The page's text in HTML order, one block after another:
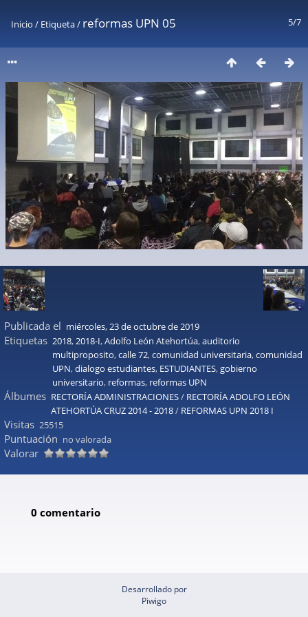
5/7
Inicio / Etiqueta/ reformas UPN 05
Publicada el miércoles, 23 de octubre de 2019
Etiquetas 2018,2018-I,Adolfo León Atehortúa,auditorio
multiproposito,calle 72,comunidad universitaria,comunidad
UPN,dialogo estudiantes, ESTUDIANTES,gobierno
universitario, reformas, reformas UPN
Álbumes RECTORÍA ADMINISTRACIONES/ RECTORÍA ADOLFO LEÓN
ATEHORTÚA CRUZ 2014 - 2018/ REFORMAS UPN 2018 I
Visitas 25515
Puntuación no valorada
Valorar
0 comentario
Desarrollado por
Piwigo